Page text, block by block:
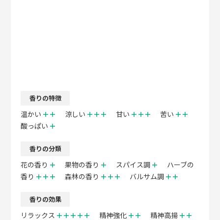
香りの特徴
温かい ＋＋ 涼しい ＋＋＋ 甘い ＋＋＋ 苦い ＋＋
酸っぱい ＋
香りの分類
花の香り ＋ 果物の香り ＋ スパイス調 ＋
ハーブの
香り ＋＋＋ 森林の香り ＋＋＋ バルサム調 ＋＋
香りの効果
リラックス ＋＋＋＋＋ 精神強化 ＋＋ 精神高揚 ＋＋